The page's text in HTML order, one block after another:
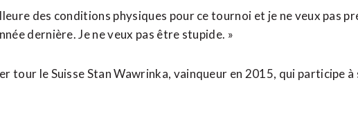
des conditions physiques pour ce tournoi et je ne veux pas
dernière. Je ne veux pas être stupide. »
tour le Suisse Stan Wawrinka, vainqueur en 2015, qui participe à